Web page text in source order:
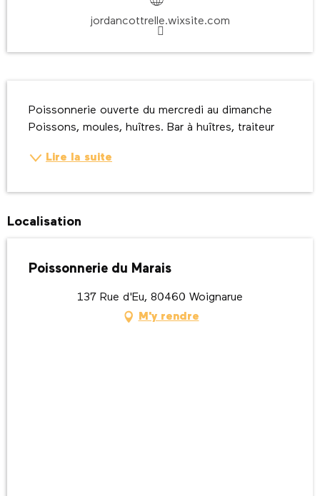
jordancottrelle.wixsite.com
Poissonnerie ouverte du mercredi au dimanche
Poissons, moules, huîtres. Bar à huîtres, traiteur
Lire la suite
Localisation
Poissonnerie du Marais
137 Rue d'Eu, 80460 Woignarue
M'y rendre